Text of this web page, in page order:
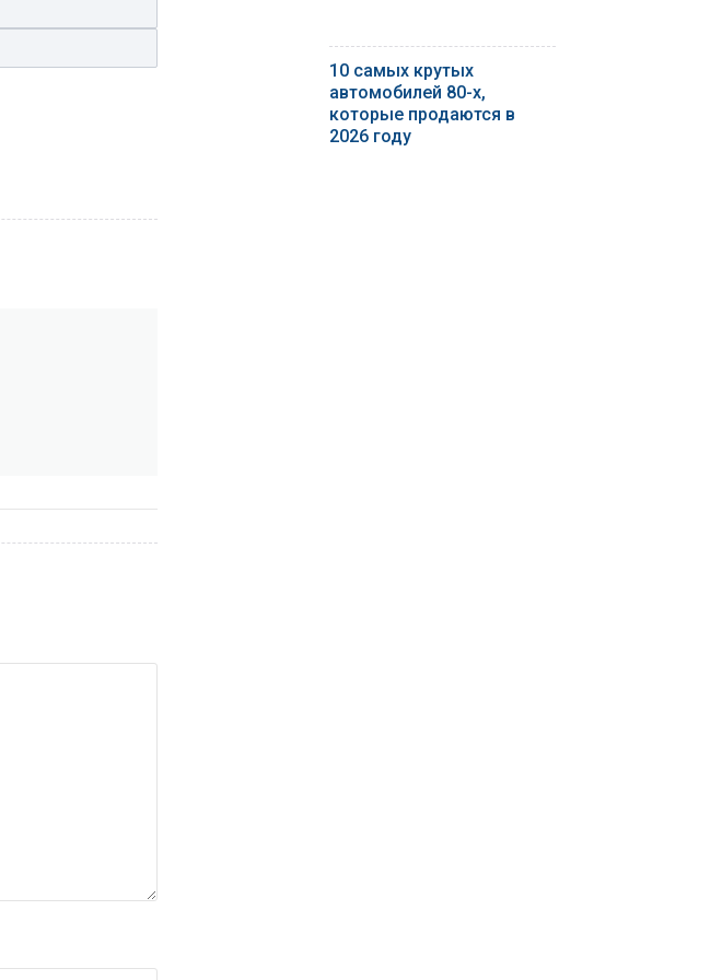
10 самых крутых
автомобилей 80-х,
которые продаются в
2026 году